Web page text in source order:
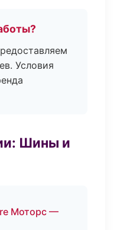
Условия
Шины и
Моторс —